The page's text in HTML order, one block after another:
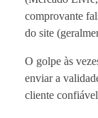
comprovante
do site
O golpe às
enviar a
cliente